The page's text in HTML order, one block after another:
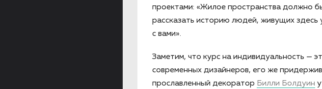
проектами: «Жилое пространства должно
рассказать историю людей, живущих здесь
с вами».
Заметим, что курс на индивидуальность —
современных дизайнеров, его же
прославленный декоратор Билли Болдуин